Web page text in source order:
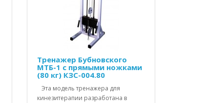
Тренажер Бубновского
МТБ-1 с прямыми ножками
(80 кг) КЗС-004.80
Эта модель тренажера для
кинезитерапии разработана в